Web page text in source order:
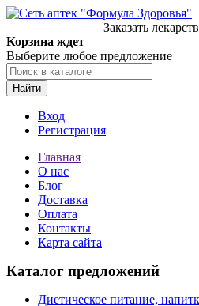
Заказать
Корзина ждет
Выберите любое предложение
Найти
Вход
Регистрация
Главная
О нас
Блог
Доставка
Оплата
Контакты
Карта сайта
Каталог предложений
Диетическое питание,